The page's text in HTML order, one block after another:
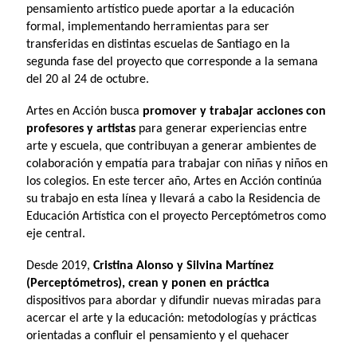
pensamiento artístico puede aportar a la educación
formal, implementando herramientas para ser
transferidas en distintas escuelas de Santiago en la
segunda fase del proyecto que corresponde a la semana
del 20 al 24 de octubre.
Artes en Acción busca promover y trabajar acciones con
profesores y artistas para generar experiencias entre
arte y escuela, que contribuyan a generar ambientes de
colaboración y empatía para trabajar con niñas y niños en
los colegios. En este tercer año, Artes en Acción continúa
su trabajo en esta línea y llevará a cabo la Residencia de
Educación Artística con el proyecto Perceptómetros como
eje central.
Desde 2019, Cristina Alonso y Silvina Martínez
(Perceptómetros), crean y ponen en práctica
dispositivos para abordar y difundir nuevas miradas para
acercar el arte y la educación: metodologías y prácticas
orientadas a confluir el pensamiento y el quehacer